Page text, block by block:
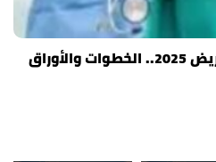
تسجيل رغبات تكليف التمريض 2025.. الخطوات والأوراق